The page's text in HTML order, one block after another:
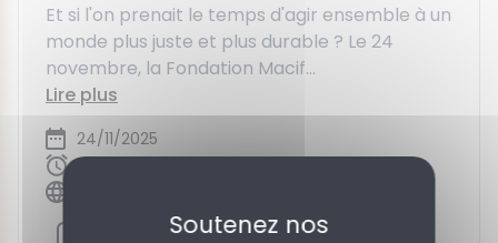
24/11/2025
18h à 21h30
Et si l'on prenait le temps d'agir ensemble à un
monde plus juste et plus durable ? Le 24
novembre, la Fondation Macif...
Lire plus
Soutenez nos